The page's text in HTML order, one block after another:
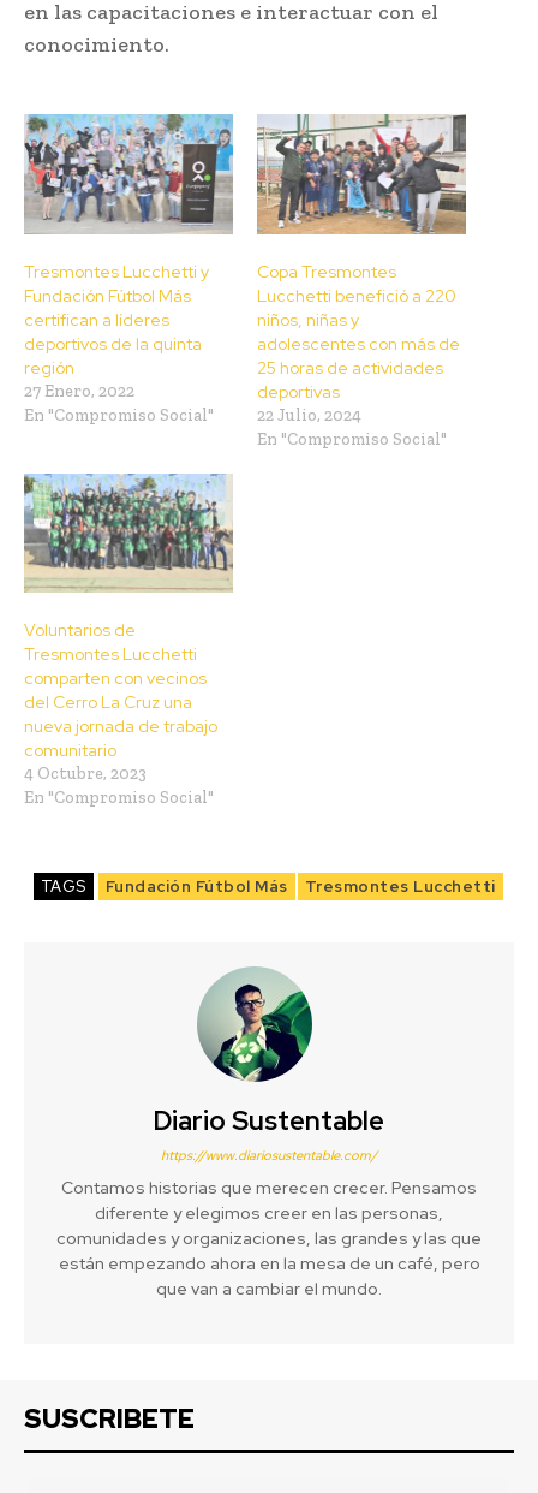
en las capacitaciones e interactuar con el
conocimiento.
Tresmontes Lucchetti y
Fundación Fútbol Más
certifican a líderes
deportivos de la quinta
región
27 Enero, 2022
En "Compromiso Social"
Copa Tresmontes
Lucchetti benefició a 220
niños, niñas y
adolescentes con más de
25 horas de actividades
deportivas
22 Julio, 2024
En "Compromiso Social"
Voluntarios de
Tresmontes Lucchetti
comparten con vecinos
del Cerro La Cruz una
nueva jornada de trabajo
comunitario
4 Octubre, 2023
En "Compromiso Social"
TAGS Fundación Fútbol Más Tresmontes Lucchetti
Diario Sustentable
https://www.diariosustentable.com/
Contamos historias que merecen crecer. Pensamos
diferente y elegimos creer en las personas,
comunidades y organizaciones, las grandes y las que
están empezando ahora en la mesa de un café, pero
que van a cambiar el mundo.
SUSCRIBETE